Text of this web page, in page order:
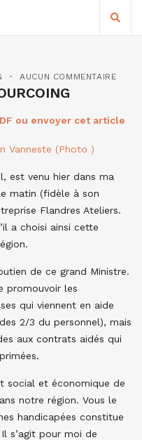
AUCUN COMMENTAIRE
ou envoyer cet article
Vanneste (Photo )
est venu hier dans ma
matin (fidèle à son
Flandres Ateliers.
a choisi ainsi cette
de ce grand Ministre.
promouvoir les
qui viennent en aide
2/3 du personnel), mais
aux contrats aidés qui
social et économique de
notre région. Vous le
handicapées constitue
s’agit pour moi de